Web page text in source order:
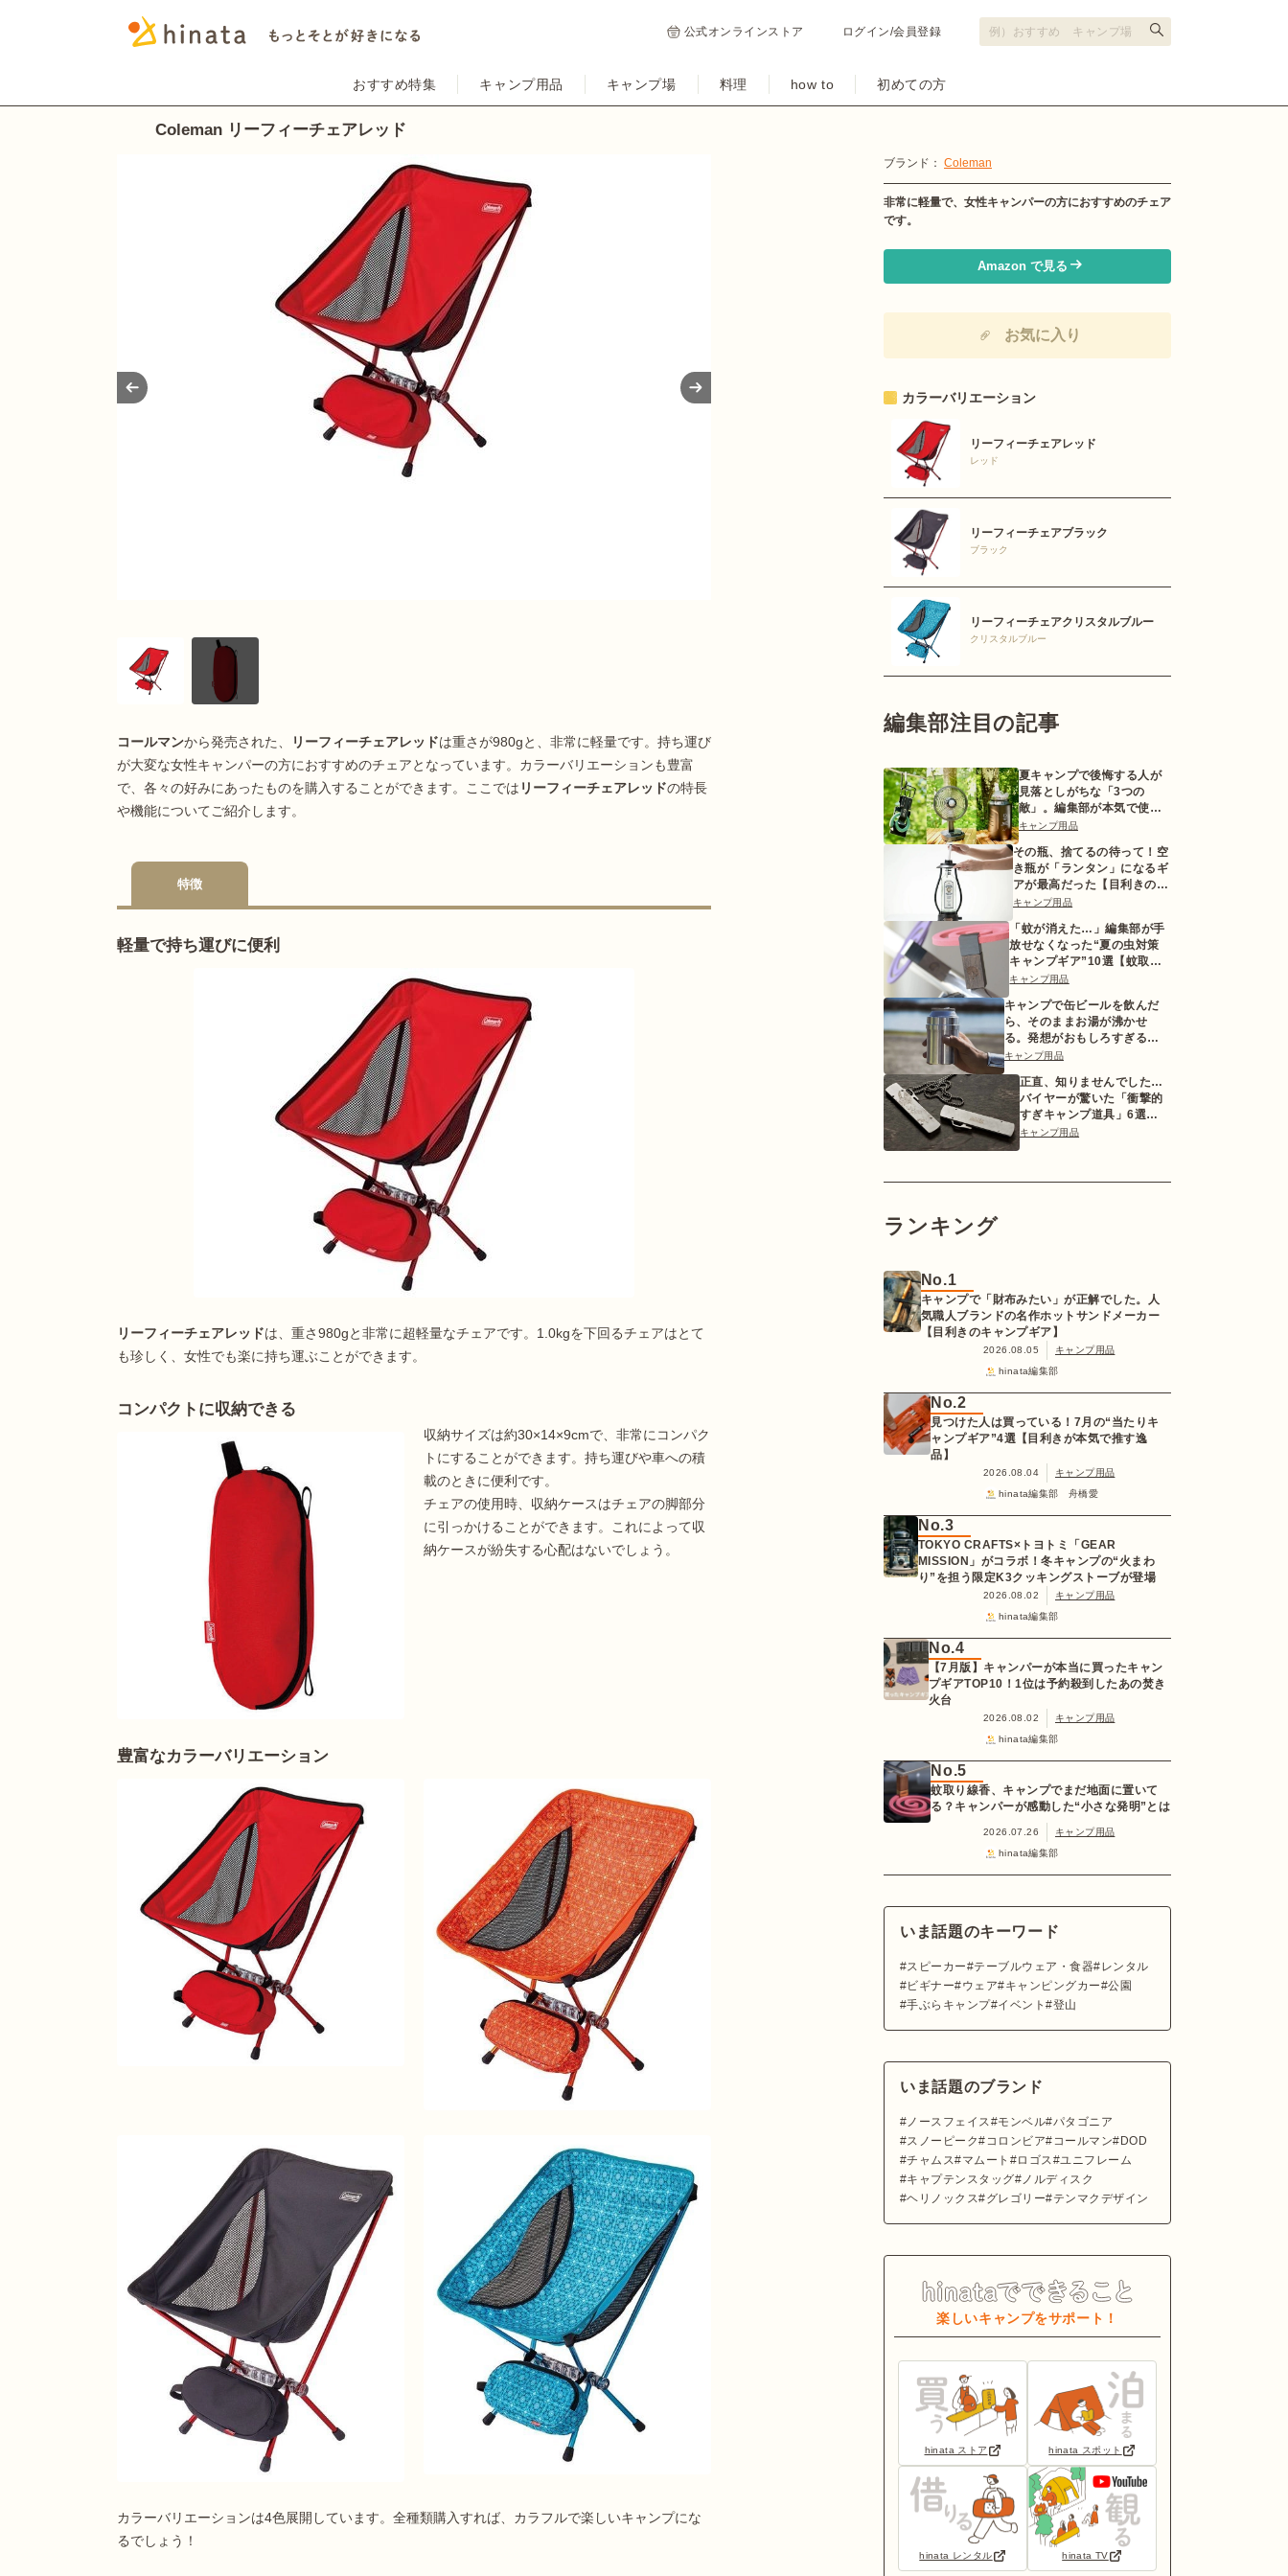
公式オンラインストア ログイン/会員登録
おすすめ特集 キャンプ用品 キャンプ場 料理 how to 初めての方
Coleman リーフィーチェアレッド
コールマンから発売された、 リーフィーチェアレッドは重さが980gと、非常に軽量です。持ち運び
が大変な女性キャンパーの方におすすめのチェアとなっています。カラーバリエーションも豊富
で、各々の好みにあったものを購入することができます。ここでは リーフィーチェアレッドの特長
や機能についてご紹介します。
特徴
軽量で持ち運びに便利
リーフィーチェアレッドは、重さ980gと非常に超軽量なチェアです。1.0kgを下回るチェアはとて
も珍しく、女性でも楽に持ち運ぶことができます。
コンパクトに収納できる
収納サイズは約30×14×9cmで、非常にコンパク
トにすることができます。持ち運びや車への積
載のときに便利です。
チェアの使用時、収納ケースはチェアの脚部分
に引っかけることができます。これによって収
納ケースが紛失する心配はないでしょう。
豊富なカラーバリエーション
カラーバリエーションは4色展開しています。全種類購入すれば、カラフルで楽しいキャンプにな
るでしょう！
ブランド： Coleman
非常に軽量で、女性キャンパーの方におすすめのチェア
です。
Amazon で見る
お気に入り
カラーバリエーション
リーフィーチェアレッド
レッド
リーフィーチェアブラック
ブラック
リーフィーチェアクリスタルブルー
クリスタルブルー
編集部注目の記事
夏キャンプで後悔する人が
見落としがちな「3つの
敵」。編集部が本気で使っ
た対策ギアとは
キャンプ用品
その瓶、捨てるの待って！空
き瓶が「ランタン」になるギ
アが最高だった【目利きのキ
ャンプギア】
キャンプ用品
「蚊が消えた…」編集部が手
放せなくなった“夏の虫対策
キャンプギア”10選【蚊取り
線香ホルダーetc.】
キャンプ用品
キャンプで缶ビールを飲んだ
ら、そのままお湯が沸かせ
る。発想がおもしろすぎるギ
ア【目利きのキャンプギア】
キャンプ用品
正直、知りませんでした…
バイヤーが驚いた「衝撃的
すぎキャンプ道具」6選
【2026年版】
キャンプ用品
ランキング
No.1
キャンプで「財布みたい」が正解でした。人
気職人ブランドの名作ホットサンドメーカー
【目利きのキャンプギア】
2026.08.05
キャンプ用品
hinata編集部
No.2
見つけた人は買っている！7月の“当たりキ
ャンプギア”4選【目利きが本気で推す逸
品】
2026.08.04
キャンプ用品
hinata編集部 舟橋愛
No.3
TOKYO CRAFTS×トヨトミ「GEAR
MISSION」がコラボ！冬キャンプの“火まわ
り”を担う限定K3クッキングストーブが登場
2026.08.02
キャンプ用品
hinata編集部
No.4
【7月版】キャンパーが本当に買ったキャン
プギアTOP10！1位は予約殺到したあの焚き
火台
2026.08.02
キャンプ用品
hinata編集部
No.5
蚊取り線香、キャンプでまだ地面に置いて
る？キャンパーが感動した“小さな発明”とは
2026.07.26
キャンプ用品
hinata編集部
いま話題のキーワード
スピーカー テーブルウェア・食器
レンタル
ビギナー
ウェア キャンピングカー
公園
手ぶらキャンプ イベント 登山
いま話題のブランド
ノースフェイス モンベル パタゴニア
スノーピーク
コロンビア コールマン
DOD
チャムス
マムート ロゴス
ユニフレーム
キャプテンスタッグ
ノルディスク
ヘリノックス
グレゴリー テンマクデザイン
楽しいキャンプをサポート！
hinata ストア hinata スポット
hinata レンタル hinata TV